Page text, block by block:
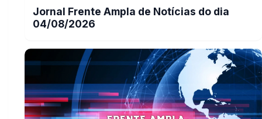
Jornal Frente Ampla de Notícias do dia
04/08/2026